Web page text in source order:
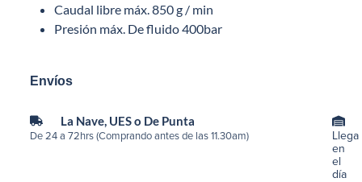
Caudal libre máx. 850 g / min
Presión máx. De fluido 400bar
Envíos
La Nave, UES o De Punta
De 24 a 72hrs (Comprando antes de las 11.30am)
Llega
en
el
día